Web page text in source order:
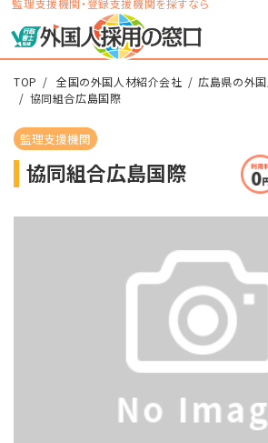
監理支援機関・登録支援機関を探すなら
TOP 全国の外国人材紹介会社
広島県の外
協同組合広島国際
監理支援機関
協同組合広島国際